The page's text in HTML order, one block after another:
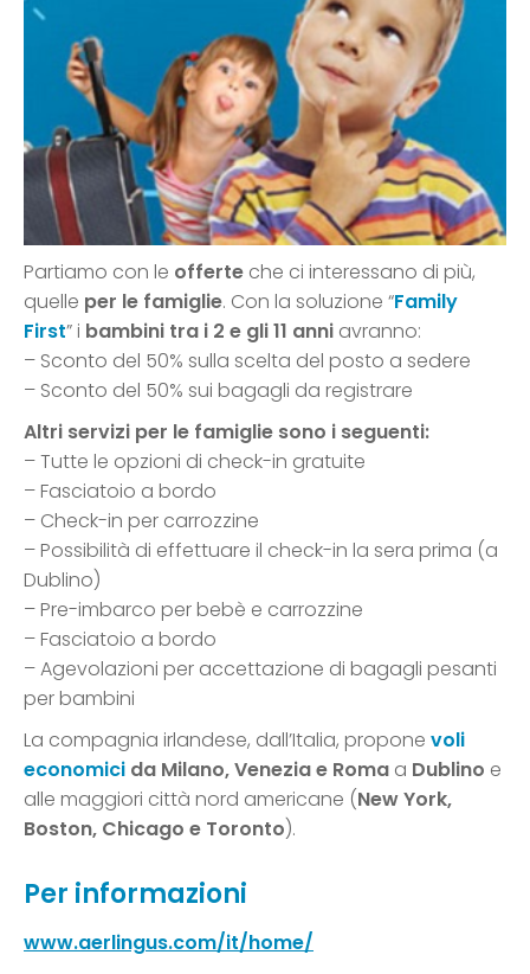
Partiamo con le offerte che ci interessano di più,
quelle per le famiglie. Con la soluzione “Family
First” i bambini tra i 2 e gli 11 anni avranno:
– Sconto del 50% sulla scelta del posto a sedere
– Sconto del 50% sui bagagli da registrare
Altri servizi per le famiglie sono i seguenti:
– Tutte le opzioni di check-in gratuite
– Fasciatoio a bordo
– Check-in per carrozzine
– Possibilità di effettuare il check-in la sera prima (a
Dublino)
– Pre-imbarco per bebè e carrozzine
– Fasciatoio a bordo
– Agevolazioni per accettazione di bagagli pesanti
per bambini
La compagnia irlandese, dall’Italia, propone voli
economici da Milano, Venezia e Roma a Dublino e
alle maggiori città nord americane (New York,
Boston, Chicago e Toronto).
Per informazioni
www.aerlingus.com/it/home/